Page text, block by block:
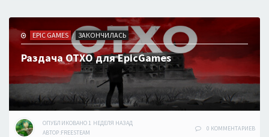
EPIC GAMES / ЗАКОНЧИЛАСЬ
Раздача OTXO для EpicGames
ОПУБЛИКОВАНО 1 НЕДЕЛЯ НАЗАД
АВТОР:FREESTEAM
0 КОММЕНТАРИЕВ